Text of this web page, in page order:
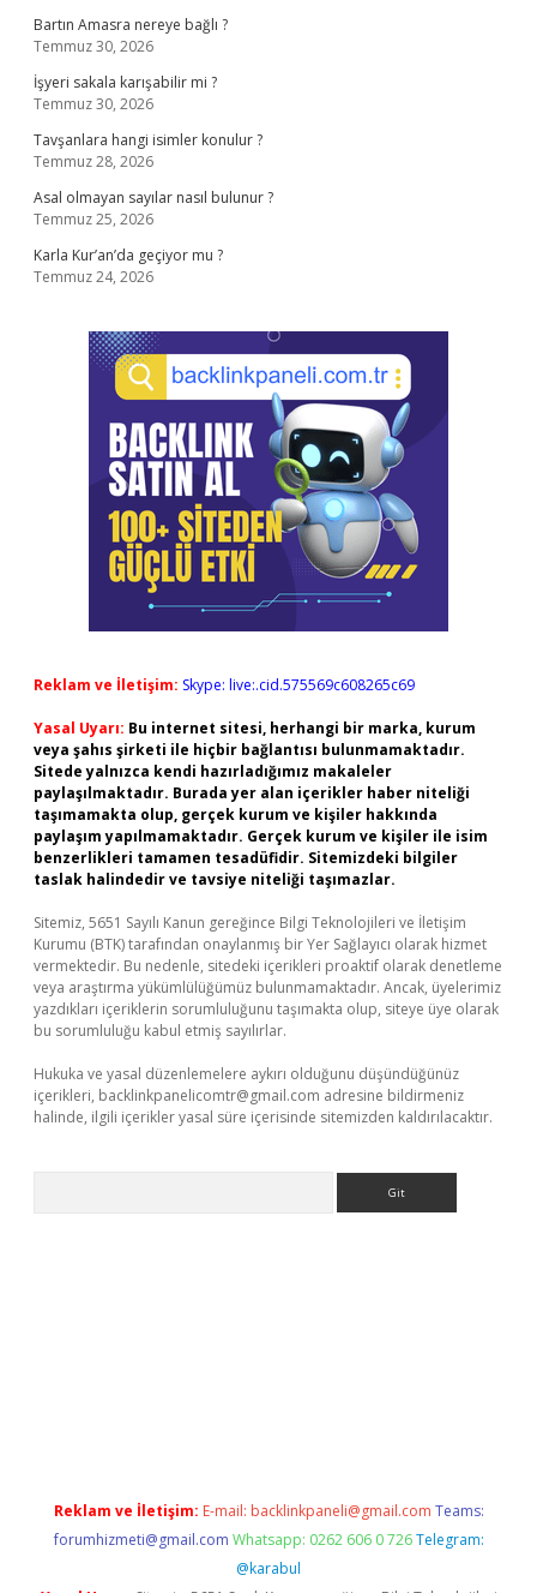
Bartın Amasra nereye bağlı ?
Temmuz 30, 2026
İşyeri sakala karışabilir mi ?
Temmuz 30, 2026
Tavşanlara hangi isimler konulur ?
Temmuz 28, 2026
Asal olmayan sayılar nasıl bulunur ?
Temmuz 25, 2026
Karla Kur’an’da geçiyor mu ?
Temmuz 24, 2026
Reklam ve İletişim: Skype: live:.cid.575569c608265c69
Yasal Uyarı: Bu internet sitesi, herhangi bir marka, kurum
veya şahıs şirketi ile hiçbir bağlantısı bulunmamaktadır.
Sitede yalnızca kendi hazırladığımız makaleler
paylaşılmaktadır. Burada yer alan içerikler haber niteliği
taşımamakta olup, gerçek kurum ve kişiler hakkında
paylaşım yapılmamaktadır. Gerçek kurum ve kişiler ile isim
benzerlikleri tamamen tesadüfidir. Sitemizdeki bilgiler
taslak halindedir ve tavsiye niteliği taşımazlar.
Sitemiz, 5651 Sayılı Kanun gereğince Bilgi Teknolojileri ve İletişim
Kurumu (BTK) tarafından onaylanmış bir Yer Sağlayıcı olarak hizmet
vermektedir. Bu nedenle, sitedeki içerikleri proaktif olarak denetleme
veya araştırma yükümlülüğümüz bulunmamaktadır. Ancak, üyelerimiz
yazdıkları içeriklerin sorumluluğunu taşımakta olup, siteye üye olarak
bu sorumluluğu kabul etmiş sayılırlar.
Hukuka ve yasal düzenlemelere aykırı olduğunu düşündüğünüz
içerikleri, backlinkpanelicomtr@gmail.com adresine bildirmeniz
halinde, ilgili içerikler yasal süre içerisinde sitemizden kaldırılacaktır.
Reklam ve İletişim: E-mail: backlinkpaneli@gmail.com Teams:
forumhizmeti@gmail.com Whatsapp: 0262 606 0 726 Telegram:
@karabul